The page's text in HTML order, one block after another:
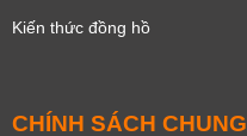
Kiến thức đồng hồ
CHÍNH SÁCH CHUNG